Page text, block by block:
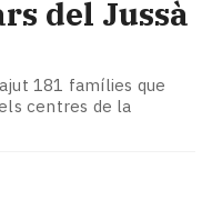
del Jussà
181 famílies que
centres de la